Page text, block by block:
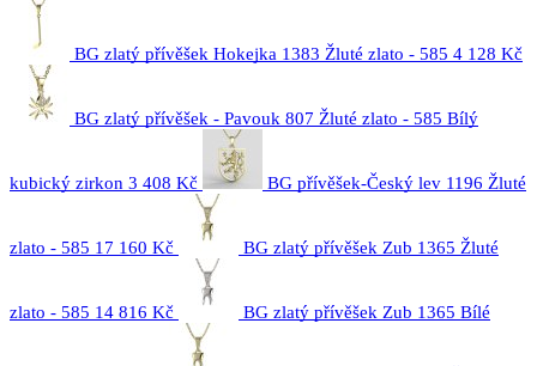
BG zlatý přívěšek Hokejka 1383 Žluté zlato - 585 4 128 Kč
BG zlatý přívěšek - Pavouk 807 Žluté zlato - 585 Bílý
kubický zirkon 3 408 Kč BG přívěšek-Český lev 1196 Žluté
zlato - 585 17 160 Kč BG zlatý přívěšek Zub 1365 Žluté
zlato - 585 14 816 Kč BG zlatý přívěšek Zub 1365 Bílé